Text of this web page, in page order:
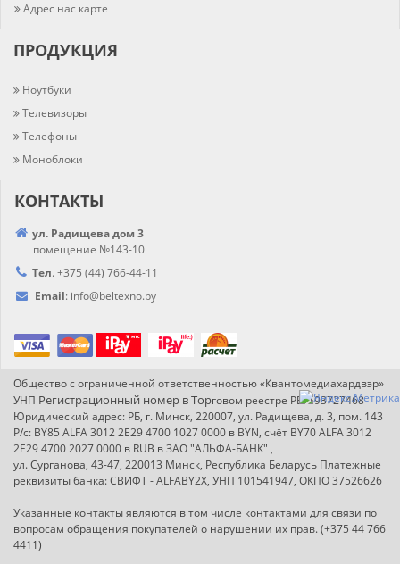
Адрес нас карте
ПРОДУКЦИЯ
Ноутбуки
Телевизоры
Телефоны
Моноблоки
КОНТАКТЫ
ул. Радищева дом 3
помещение №143-10
Тел. +375 (44) 766-44-11
Email: info@beltexno.by
Общество с ограниченной ответственностью «Квантомедиахардвэр»
УНП Регистрационный номер в Торговом реестре РБ: 193727468
Юридический адрес: РБ, г. Минск, 220007, ул. Радищева, д. 3, пом. 143
Р/с: BY85 ALFA 3012 2E29 4700 1027 0000 в BYN, счёт BY70 ALFA 3012
2E29 4700 2027 0000 в RUB в ЗАО "АЛЬФА-БАНК" ,
ул. Сурганова, 43-47, 220013 Минск, Республика Беларусь Платежные
реквизиты банка: СВИФТ - ALFABY2X, УНП 101541947, ОКПО 37526626
Указанные контакты являются в том числе контактами для связи по
вопросам обращения покупателей о нарушении их прав. (+375 44 766
4411)